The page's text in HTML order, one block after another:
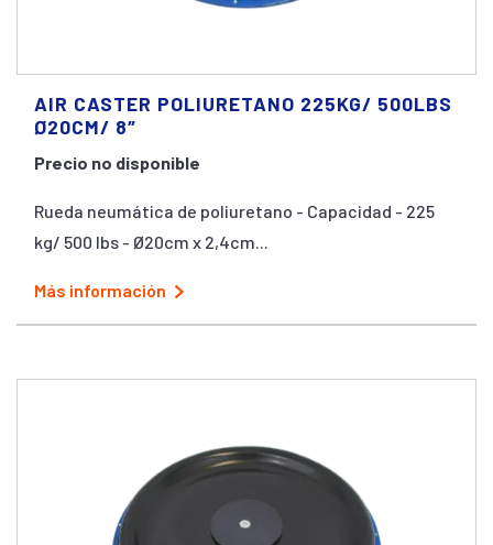
AIR CASTER POLIURETANO 225KG/ 500LBS
Ø20CM/ 8″
Precio no disponible
Rueda neumática de poliuretano - Capacidad - 225
kg/ 500 lbs - Ø20cm x 2,4cm...
Más información